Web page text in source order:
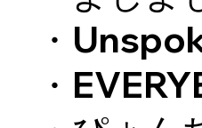
・
・